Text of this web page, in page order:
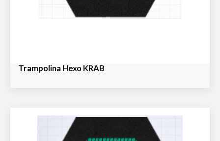
Trampolina Hexo KRAB